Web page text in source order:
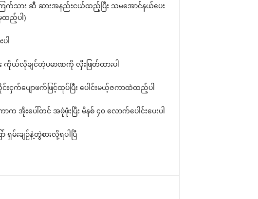
သား ဆီ ဆားအနည်းငယ်ထည့်ပြီး သမအောင်နယ်ပေး
ထည့်ပါ)
ါ
ကိုယ်လိုချင်တဲ့ပမာဏကို လှီးဖြတ်ထားပါ
ငှက်ပျောဖက်ဖြင့်ထုပ်ပြီး ပေါင်းမယ့်ဇကာထဲထည့်ပါ
းပေါ်တင် အဖုံဖုံးပြီး မိနစ် ၄၀ လောက်ပေါင်းပေးပါ
ရှမ်းချဉ်နဲ့တွဲစားလို့ရပါပြီ